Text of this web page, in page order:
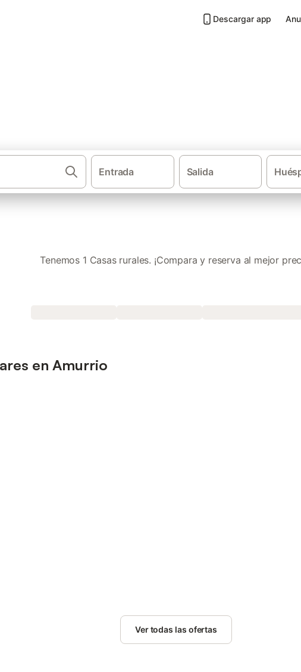
Descargar app
Entrada Salida
Tenemos 1 Casas rurales. ¡Compara y reserva al mejor
en Amurrio
Ver todas las ofertas